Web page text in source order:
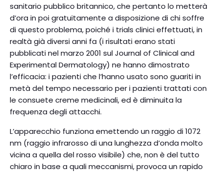
sanitario pubblico britannico, che pertanto lo metterà
d’ora in poi gratuitamente a disposizione di chi soffre
di questo problema, poiché i trials clinici effettuati, in
realtà già diversi anni fa (i risultati erano stati
pubblicati nel marzo 2001 sul Journal of Clinical and
Experimental Dermatology) ne hanno dimostrato
l’efficacia: i pazienti che l’hanno usato sono guariti in
metà del tempo necessario per i pazienti trattati con
le consuete creme medicinali, ed è diminuita la
frequenza degli attacchi.
L’apparecchio funziona emettendo un raggio di 1072
nm (raggio infrarosso di una lunghezza d’onda molto
vicina a quella del rosso visibile) che, non è del tutto
chiaro in base a quali meccanismi, provoca un rapido